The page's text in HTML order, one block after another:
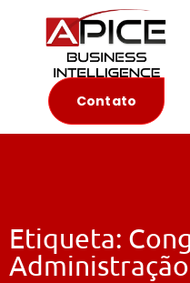
Contato
Etiqueta: